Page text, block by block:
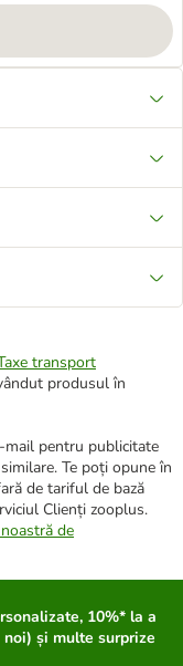
transport
produsul în
pentru publicitate
Te poți opune în
de tariful de bază
Clienți zooplus.
de
10%* la a
și multe surprize